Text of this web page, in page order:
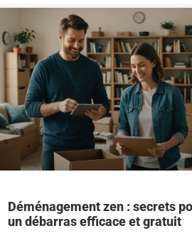
Déménagement zen : secrets
un débarras efficace et gratuit